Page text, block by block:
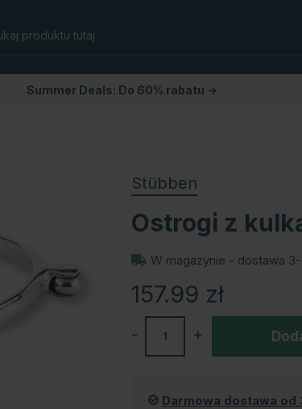
Summer Deals: Do 60% rabatu →
Stübben
Ostrogi z
W magazynie - dostawa
157.99 zł
+
-
Darmowa dostawa od